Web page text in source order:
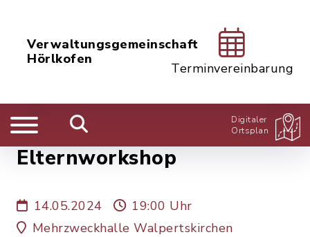
Verwaltungsgemeinschaft
Hörlkofen
Terminvereinbarung
Digitaler
Ortsplan
Elternworkshop
14.05.2024
19:00 Uhr
Mehrzweckhalle Walpertskirchen